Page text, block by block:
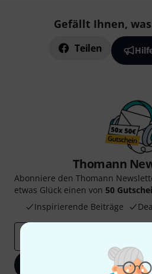
Gefällt Ihnen,
Teilen
Thomann
Abonniere den Thomann
etwas Glück einen von 50
Inspirierende Beiträge
Jetzt